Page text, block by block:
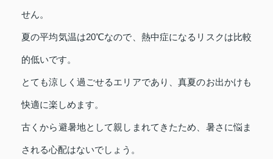
せん。
夏の平均気温は20℃なので、熱中症になるリスクは比較
的低いです。
とても涼しく過ごせるエリアであり、真夏のお出かけも
快適に楽しめます。
古くから避暑地として親しまれてきたため、暑さに悩ま
される心配はないでしょう。